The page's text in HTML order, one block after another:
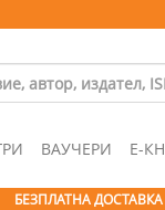
ВАУЧЕРИ Е-
БЕЗПЛАТНА